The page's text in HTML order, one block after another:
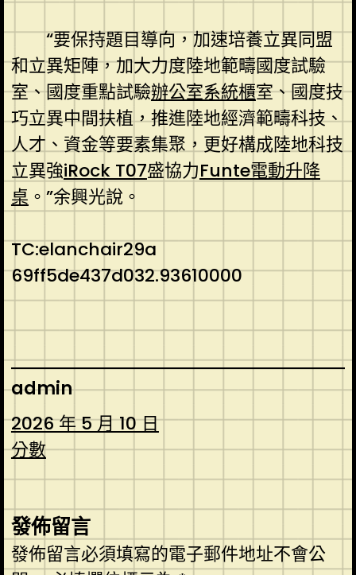
“要保持題目導向，加速培養立異同盟
和立異矩陣，加大力度陸地範疇國度試驗
室、國度重點試驗辦公室系統櫃室、國度技
巧立異中間扶植，推進陸地經濟範疇科技、
人才、資金等要素集聚，更好構成陸地科技
立異強iRock T07盛協力Funte電動升降
桌 。”余興光說。
TC:elanchair29a
69ff5de437d032.93610000
admin
2026 年 5 月 10 日
分數
發佈留言
發佈留言必須填寫的電子郵件地址不會公